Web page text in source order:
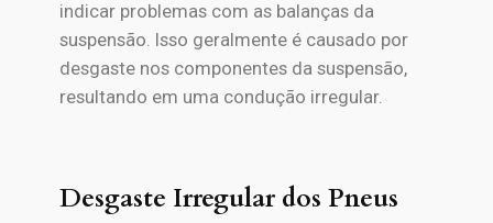
indicar problemas com as balanças da
suspensão. Isso geralmente é causado por
desgaste nos componentes da suspensão,
resultando em uma condução irregular.
Desgaste Irregular dos Pneus